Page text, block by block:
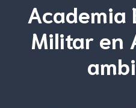
Academia
Militar en